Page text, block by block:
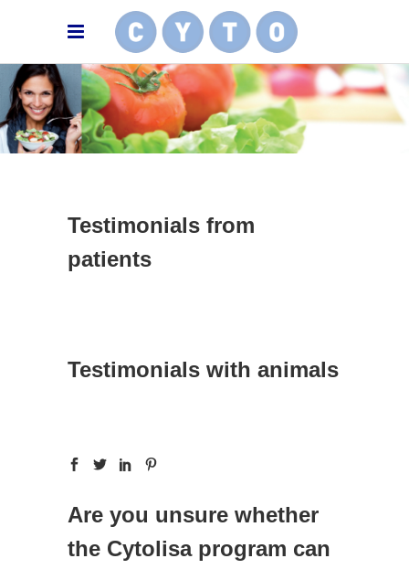
Testimonials from
patients
Testimonials with animals
Are you unsure whether
the Cytolisa program can